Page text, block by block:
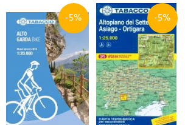
-5% -5%